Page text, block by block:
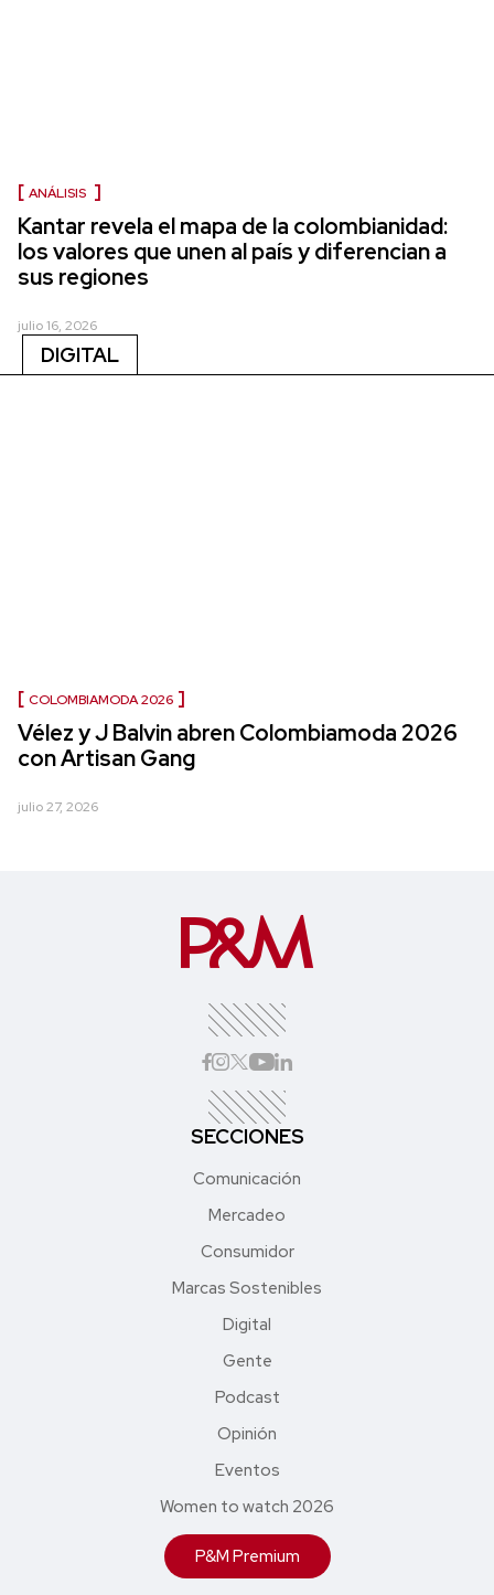
ANÁLISIS
Kantar revela el mapa de la colombianidad:
los valores que unen al país y diferencian a
sus regiones
julio 16, 2026
DIGITAL
COLOMBIAMODA 2026
Vélez y J Balvin abren Colombiamoda 2026
con Artisan Gang
julio 27, 2026
SECCIONES
Comunicación
Mercadeo
Consumidor
Marcas Sostenibles
Digital
Gente
Podcast
Opinión
Eventos
Women to watch 2026
P&M Premium